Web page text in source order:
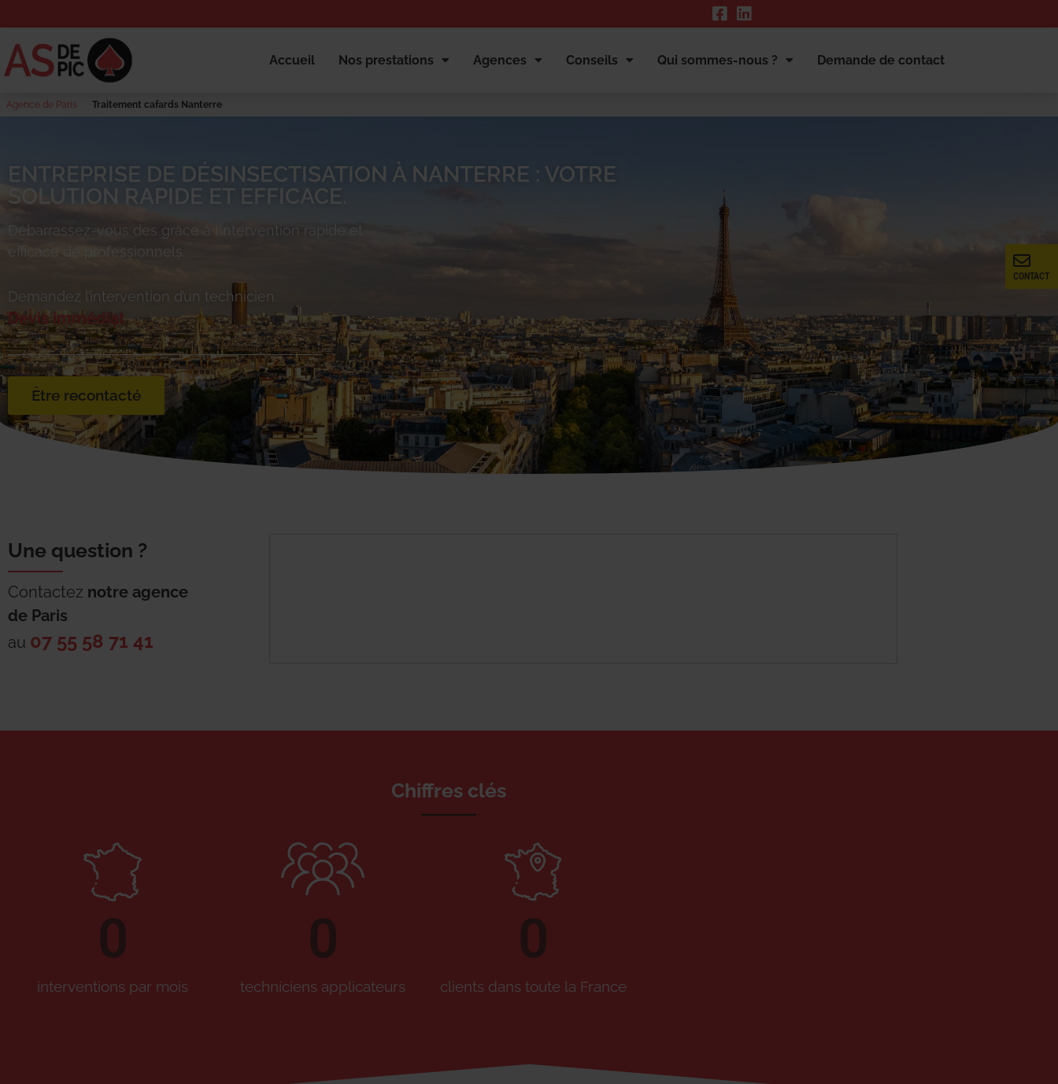
Accueil Nos prestations Agences Conseils Qui sommes-nous ? Demande de contact
Agence de Paris Traitement cafards Nanterre
CONTACT
ENTREPRISE DE DÉSINSECTISATION À NANTERRE : VOTRE
SOLUTION RAPIDE ET EFFICACE.
Débarrassez-vous des grâce à l’intervention rapide et
efficace de professionnels.
Demandez l’intervention d’un technicien.
Devis immédiat
Être recontacté
Une question ?
Contactez notre agence
de Paris
au 07 55 58 71 41
Chiffres clés
interventions par mois
0
techniciens applicateurs
0
clients dans toute la France
0